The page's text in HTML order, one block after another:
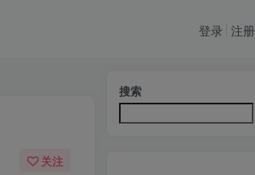
登录 注册
关注
搜索